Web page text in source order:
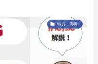
特典・割引